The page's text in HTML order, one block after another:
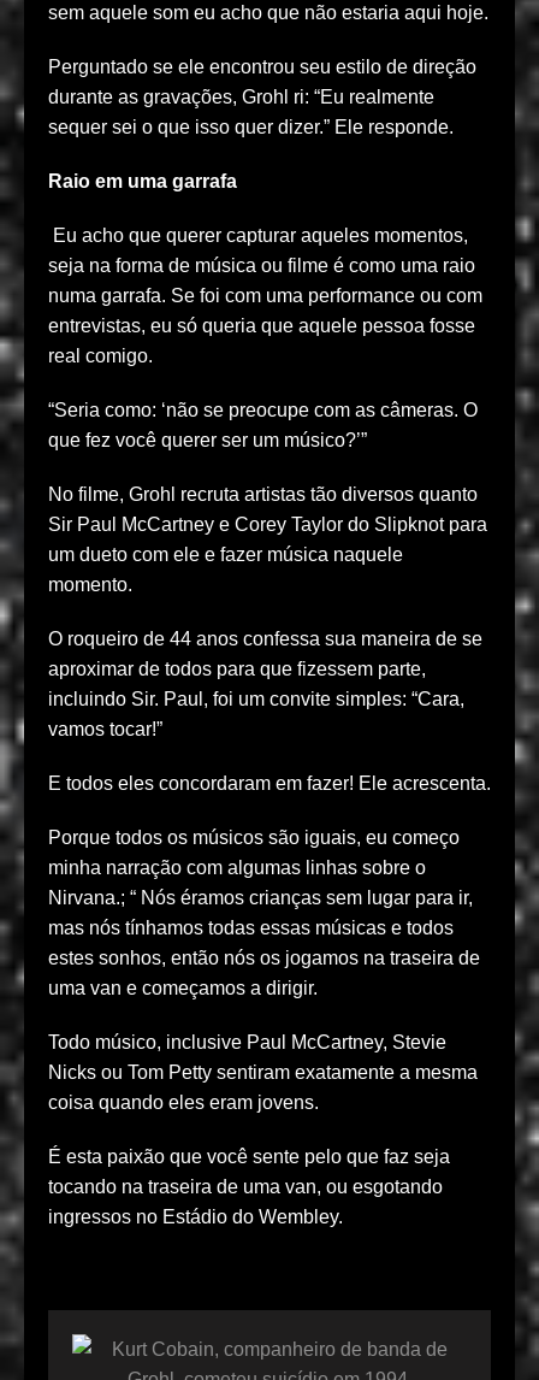
sem aquele som eu acho que não estaria aqui hoje.
Perguntado se ele encontrou seu estilo de direção
durante as gravações, Grohl ri: “Eu realmente
sequer sei o que isso quer dizer.” Ele responde.
Raio em uma garrafa
Eu acho que querer capturar aqueles momentos,
seja na forma de música ou filme é como uma raio
numa garrafa. Se foi com uma performance ou com
entrevistas, eu só queria que aquele pessoa fosse
real comigo.
“Seria como: ‘não se preocupe com as câmeras. O
que fez você querer ser um músico?’”
No filme, Grohl recruta artistas tão diversos quanto
Sir Paul McCartney e Corey Taylor do Slipknot para
um dueto com ele e fazer música naquele
momento.
O roqueiro de 44 anos confessa sua maneira de se
aproximar de todos para que fizessem parte,
incluindo Sir. Paul, foi um convite simples: “Cara,
vamos tocar!”
E todos eles concordaram em fazer! Ele acrescenta.
Porque todos os músicos são iguais, eu começo
minha narração com algumas linhas sobre o
Nirvana.; “ Nós éramos crianças sem lugar para ir,
mas nós tínhamos todas essas músicas e todos
estes sonhos, então nós os jogamos na traseira de
uma van e começamos a dirigir.
Todo músico, inclusive Paul McCartney, Stevie
Nicks ou Tom Petty sentiram exatamente a mesma
coisa quando eles eram jovens.
É esta paixão que você sente pelo que faz seja
tocando na traseira de uma van, ou esgotando
ingressos no Estádio do Wembley.